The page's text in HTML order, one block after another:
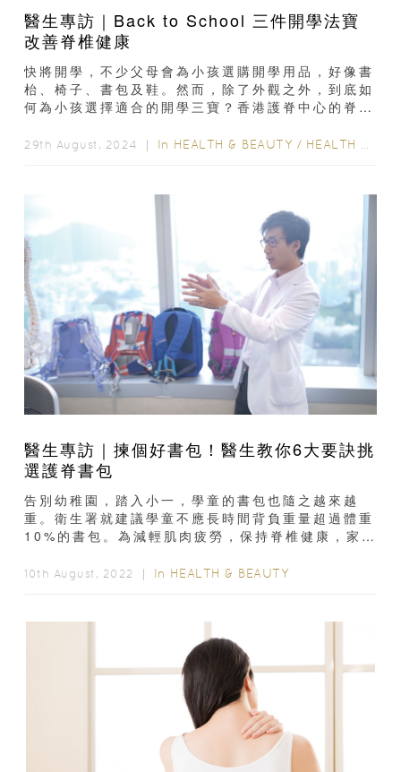
醫生專訪｜Back to School 三件開學法寶
改善脊椎健康
快將開學，不少父母會為小孩選購開學用品，好像書
枱、椅子、書包及鞋。然而，除了外觀之外，到底如
何為小孩選擇適合的開學三寶？香港護脊中心的脊骨
29th August, 2024 ｜ In HEALTH & BEAUTY / HEALTH CARE
醫生專訪｜揀個好書包！醫生教你6大要訣挑
選護脊書包
告別幼稚園，踏入小一，學童的書包也隨之越來越
重。衛生署就建議學童不應長時間背負重量超過體重
10%的書包。為減輕肌肉疲勞，保持脊椎健康，家長
10th August, 2022 ｜ In HEALTH & BEAUTY